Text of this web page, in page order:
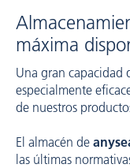
máxima
Una gran capacidad
especialmente
de nuestros
El almacén de
las últimas